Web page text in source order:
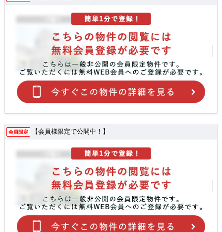
会員限定 【会員様限定で公開中！】